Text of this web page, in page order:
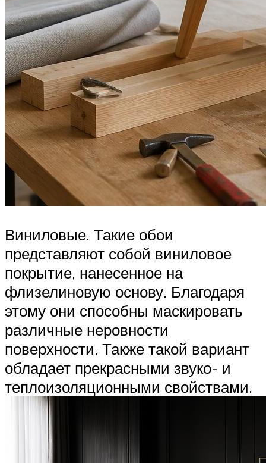
Виниловые. Такие обои
представляют собой виниловое
покрытие, нанесенное на
флизелиновую основу. Благодаря
этому они способны маскировать
различные неровности
поверхности. Также такой вариант
обладает прекрасными звуко- и
теплоизоляционными свойствами.